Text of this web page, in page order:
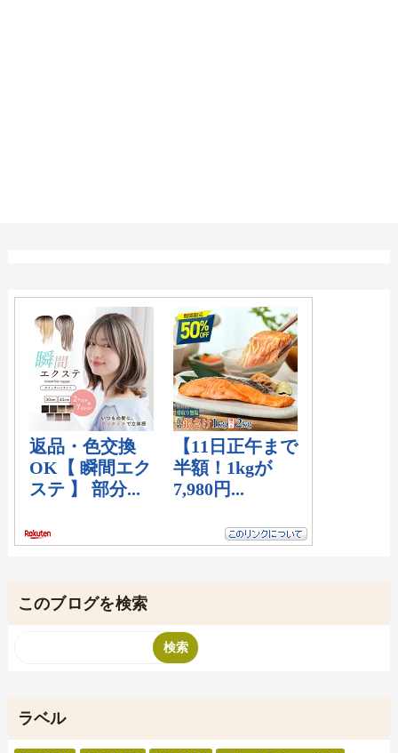
このブログを検索
ラベル